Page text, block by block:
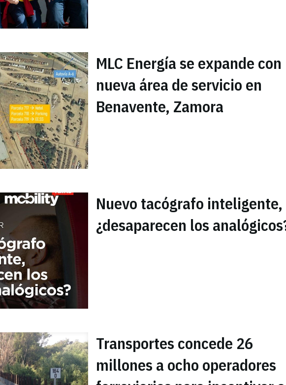
MLC Energía se expande
nueva área de servicio en
Benavente, Zamora
Nuevo tacógrafo inteligente,
¿desaparecen los
Transportes concede 26
millones a ocho operadores